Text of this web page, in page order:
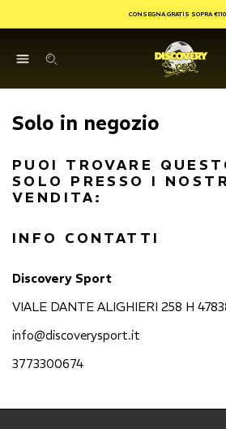
CONSEGNA GRATIS SOPRA
Solo in negozio
PUOI TROVARE
SOLO PRESSO I
VENDITA:
INFO CONTATTI
Discovery Sport
VIALE DANTE ALIGHIERI 258 H
info@discoverysport.it
3773300674